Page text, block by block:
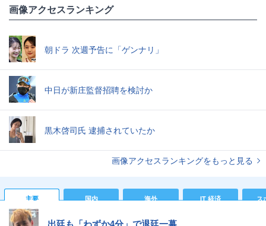
画像アクセスランキング
朝ドラ 次週予告に「ゲンナリ」
中日が新庄監督招聘を検討か
黒木啓司氏 逮捕されていたか
画像アクセスランキングをもっと見る
主要 国内 海外 IT 経済 ス